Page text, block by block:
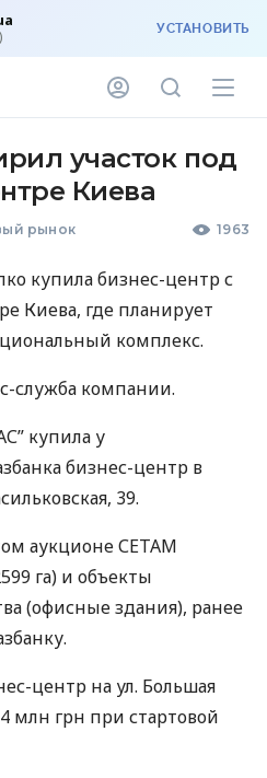
УСТАНОВИТЬ
участок под
Киева
рынок 1963
купила бизнес-центр с
Киева, где планирует
комплекс.
служба компании.
” купила у
бизнес-центр в
39.
аукционеСЕТАМ
га) и объекты
(офисные здания), ранее
центр на ул. Большая
млн грн при стартовой